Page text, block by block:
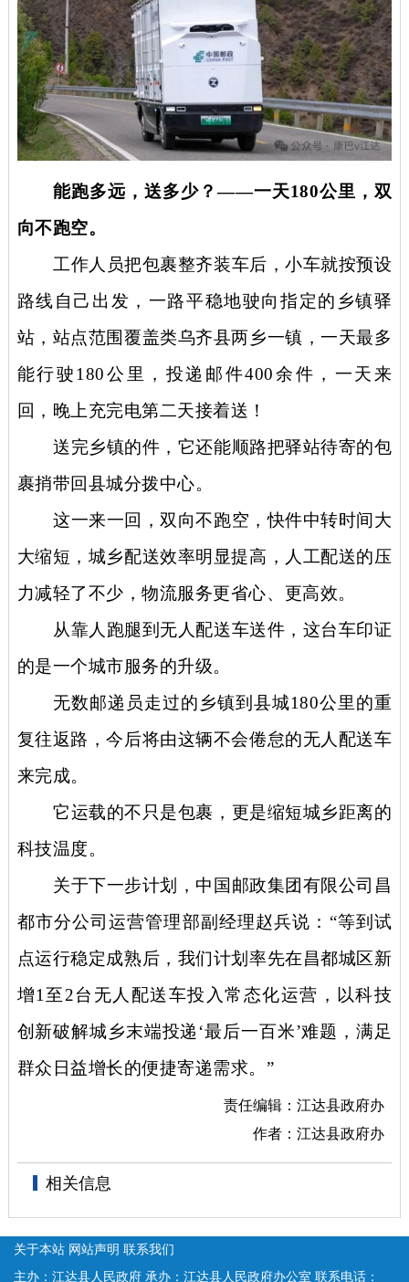
能跑多远，送多少？——一天180公里，双
向不跑空。
工作人员把包裹整齐装车后，小车就按预设
路线自己出发，一路平稳地驶向指定的乡镇驿
站，站点范围覆盖类乌齐县两乡一镇，一天最多
能行驶180公里，投递邮件400余件，一天来
回，晚上充完电第二天接着送！
送完乡镇的件，它还能顺路把驿站待寄的包
裹捎带回县城分拨中心。
这一来一回，双向不跑空，快件中转时间大
大缩短，城乡配送效率明显提高，人工配送的压
力减轻了不少，物流服务更省心、更高效。
从靠人跑腿到无人配送车送件，这台车印证
的是一个城市服务的升级。
无数邮递员走过的乡镇到县城180公里的重
复往返路，今后将由这辆不会倦怠的无人配送车
来完成。
它运载的不只是包裹，更是缩短城乡距离的
科技温度。
关于下一步计划，中国邮政集团有限公司昌
都市分公司运营管理部副经理赵兵说： “等到试
点运行稳定成熟后，我们计划率先在昌都城区新
增1至2台无人配送车投入常态化运营，以科技
创新破解城乡末端投递‘最后一百米’难题，满足
群众日益增长的便捷寄递需求。”
责任编辑：江达县政府办
作者：江达县政府办
相关信息
关于本站 网站声明 联系我们
主办：江达县人民政府 承办：江达县人民政府办公室 联系电话：